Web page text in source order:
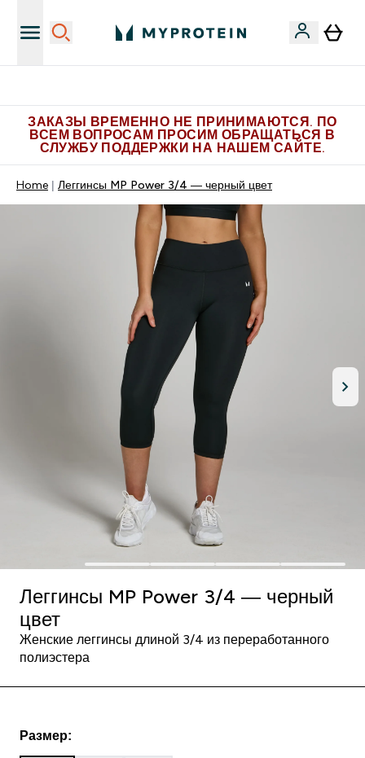
ЗАКАЗЫ ВРЕМЕННО НЕ ПРИНИМАЮТСЯ. ПО
ВСЕМ ВОПРОСАМ ПРОСИМ ОБРАЩАТЬСЯ В
СЛУЖБУ ПОДДЕРЖКИ НА НАШЕМ САЙТЕ.
Home Леггинсы MP Power 3/4 — черный цвет
Леггинсы MP Power 3/4 — черный
цвет
Женские леггинсы длиной 3/4 из переработанного
полиэстера
Размер: